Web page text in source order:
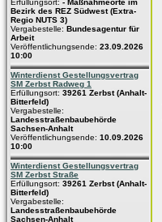
Erfüllungsort: - Maßnahmeorte im
Bezirk des REZ Südwest (Extra-
Regio NUTS 3)
Vergabestelle: Bundesagentur für
Arbeit
Veröffentlichungsende: 23.09.2026
10:00
Winterdienst Gestellungsvertrag
SM Zerbst Radweg 1
Erfüllungsort: 39261 Zerbst (Anhalt-
Bitterfeld)
Vergabestelle:
Landesstraßenbaubehörde
Sachsen-Anhalt
Veröffentlichungsende: 10.09.2026
10:00
Winterdienst Gestellungsvertrag
SM Zerbst Straße
Erfüllungsort: 39261 Zerbst (Anhalt-
Bitterfeld)
Vergabestelle:
Landesstraßenbaubehörde
Sachsen-Anhalt